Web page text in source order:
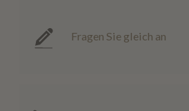
Fragen Sie gleich an